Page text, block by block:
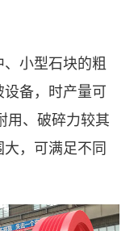
小型石块的粗
备，时产量可
用、破碎力较其
，可满足不同